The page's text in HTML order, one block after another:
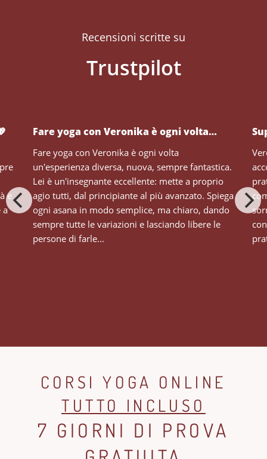
Recensioni scritte su
Fare yoga con Veronika è ogni volta…
Fare yoga con Veronika è ogni volta
un'esperienza diversa, nuova, sempre fantastica.
Lei è un'insegnante eccellente: mette a proprio
agio tutti, dal principiante al più avanzato. Spiega
ogni asana in modo semplice, ma chiaro, dando
sempre tutte le variazioni e lasciando libere le
persone di farle...
e
a
CORSI YOGA ONLINE
TUTTO INCLUSO
7 GIORNI DI PROVA